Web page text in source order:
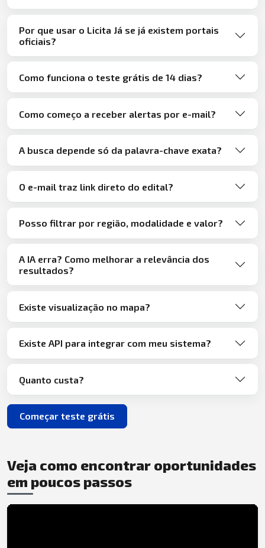
Por que usar o Licita Já se já existem portais
oficiais?
Como funciona o teste grátis de 14 dias?
Como começo a receber alertas por e-mail?
A busca depende só da palavra-chave exata?
O e-mail traz link direto do edital?
Posso filtrar por região, modalidade e valor?
A IA erra? Como melhorar a relevância dos
resultados?
Existe visualização no mapa?
Existe API para integrar com meu sistema?
Quanto custa?
Começar teste grátis
Veja como encontrar oportunidades
em poucos passos